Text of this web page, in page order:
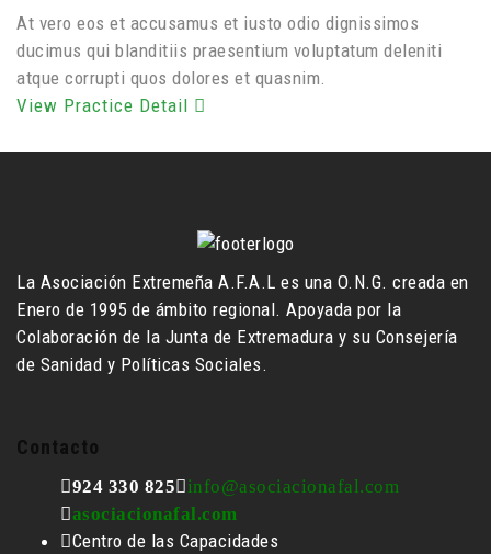
At vero eos et accusamus et iusto odio dignissimos
ducimus qui blanditiis praesentium voluptatum deleniti
atque corrupti quos dolores et quasnim.
View Practice Detail
La Asociación Extremeña A.F.A.L es una O.N.G. creada en
Enero de 1995 de ámbito regional. Apoyada por la
Colaboración de la Junta de Extremadura y su Consejería
de Sanidad y Políticas Sociales.
Contacto
924 330 825
info@asociacionafal.com
asociacionafal.com
Centro de las Capacidades